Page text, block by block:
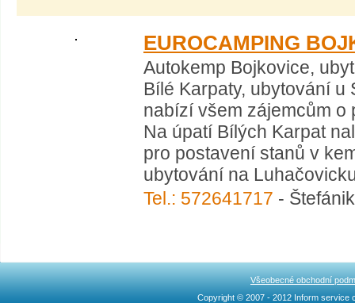
EUROCAMPING
Autokemp Bojkovice,
Bílé Karpaty, ubytování
nabízí všem zájemcům o
Na úpatí Bílých Karpat
pro postavení stanů v
ubytování na
Tel.: 572641717 -
Všeobecné obchodní
Copyright © 2007 - 2012 Inform service